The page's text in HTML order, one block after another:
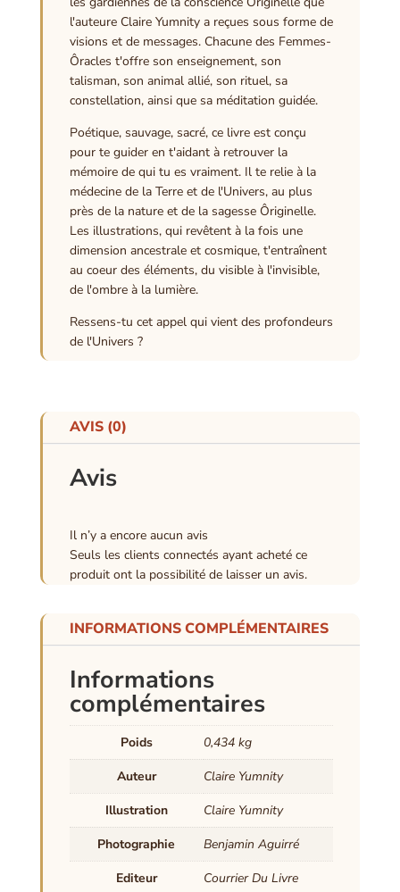
l'auteure Claire Yumnity a reçues sous forme de
visions et de messages. Chacune des Femmes-
Ôracles t'offre son enseignement, son
talisman, son animal allié, son rituel, sa
constellation, ainsi que sa méditation guidée.
Poétique, sauvage, sacré, ce livre est conçu
pour te guider en t'aidant à retrouver la
mémoire de qui tu es vraiment. Il te relie à la
médecine de la Terre et de l'Univers, au plus
près de la nature et de la sagesse Ôriginelle.
Les illustrations, qui revêtent à la fois une
dimension ancestrale et cosmique, t'entraînent
au coeur des éléments, du visible à l'invisible,
de l'ombre à la lumière.
Ressens-tu cet appel qui vient des profondeurs
de l'Univers ?
AVIS (0)
Avis
Il n’y a encore aucun avis
Seuls les clients connectés ayant acheté ce
produit ont la possibilité de laisser un avis.
INFORMATIONS COMPLÉMENTAIRES
Informations
complémentaires
Poids
0,434 kg
Auteur
Claire Yumnity
Illustration
Claire Yumnity
Photographie
Benjamin Aguirré
Editeur
Courrier Du Livre